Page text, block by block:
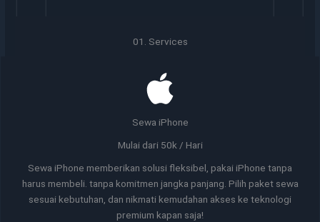
01. Services
Sewa iPhone
Mulai dari 50k / Hari
Sewa iPhone memberikan solusi fleksibel, pakai iPhone tanpa
harus membeli. tanpa komitmen jangka panjang. Pilih paket sewa
sesuai kebutuhan, dan nikmati kemudahan akses ke teknologi
premium kapan saja!